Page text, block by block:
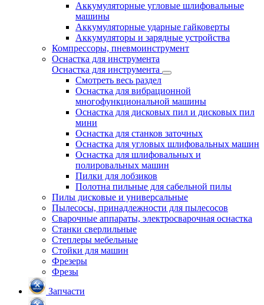
Аккумуляторные угловые шлифовальные
машины
Аккумуляторные ударные гайковерты
Аккумуляторы и зарядные устройства
Компрессоры, пневмоинструмент
Оснастка для инструмента
Оснастка для инструмента
Смотреть весь раздел
Оснастка для вибрационной
многофункциональной машины
Оснастка для дисковых пил и дисковых пил
мини
Оснастка для станков заточных
Оснастка для угловых шлифовальных машин
Оснастка для шлифовальных и
полировальных машин
Пилки для лобзиков
Полотна пильные для сабельной пилы
Пилы дисковые и универсальные
Пылесосы, принадлежности для пылесосов
Сварочные аппараты, электросварочная оснастка
Станки сверлильные
Степлеры мебельные
Стойки для машин
Фрезеры
Фрезы
Запчасти